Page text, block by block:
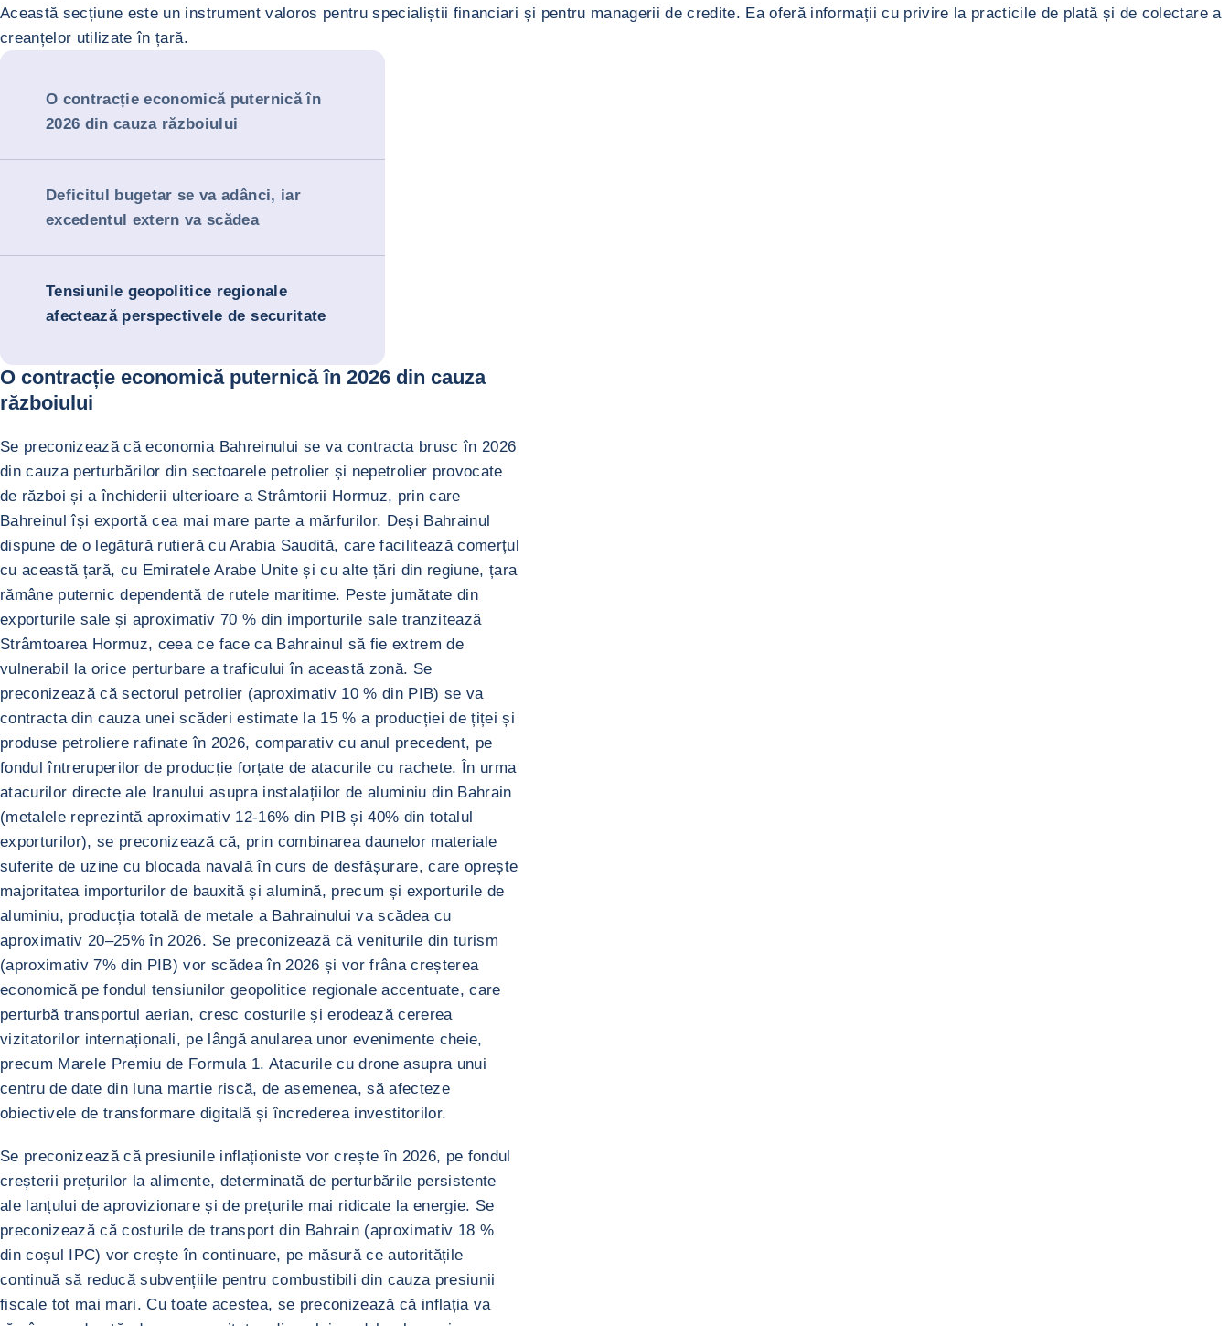
Această secțiune este un instrument valoros pentru specialiștii financiari și pentru managerii de credite. Ea oferă informații cu privire la practicile de plată și de colectare a
creanțelor utilizate în țară.
O contracție economică puternică în
2026 din cauza războiului
Deficitul bugetar se va adânci, iar
excedentul extern va scădea
Tensiunile geopolitice regionale
afectează perspectivele de securitate
O contracție economică puternică în 2026 din cauza
războiului
Se preconizează că economia Bahreinului se va contracta brusc în 2026
din cauza perturbărilor din sectoarele petrolier și nepetrolier provocate
de război și a închiderii ulterioare a Strâmtorii Hormuz, prin care
Bahreinul își exportă cea mai mare parte a mărfurilor. Deși Bahrainul
dispune de o legătură rutieră cu Arabia Saudită, care facilitează comerțul
cu această țară, cu Emiratele Arabe Unite și cu alte țări din regiune, țara
rămâne puternic dependentă de rutele maritime. Peste jumătate din
exporturile sale și aproximativ 70 % din importurile sale tranzitează
Strâmtoarea Hormuz, ceea ce face ca Bahrainul să fie extrem de
vulnerabil la orice perturbare a traficului în această zonă. Se
preconizează că sectorul petrolier (aproximativ 10 % din PIB) se va
contracta din cauza unei scăderi estimate la 15 % a producției de țiței și
produse petroliere rafinate în 2026, comparativ cu anul precedent, pe
fondul întreruperilor de producție forțate de atacurile cu rachete. În urma
atacurilor directe ale Iranului asupra instalațiilor de aluminiu din Bahrain
(metalele reprezintă aproximativ 12-16% din PIB și 40% din totalul
exporturilor), se preconizează că, prin combinarea daunelor materiale
suferite de uzine cu blocada navală în curs de desfășurare, care oprește
majoritatea importurilor de bauxită și alumină, precum și exporturile de
aluminiu, producția totală de metale a Bahrainului va scădea cu
aproximativ 20–25% în 2026. Se preconizează că veniturile din turism
(aproximativ 7% din PIB) vor scădea în 2026 și vor frâna creșterea
economică pe fondul tensiunilor geopolitice regionale accentuate, care
perturbă transportul aerian, cresc costurile și erodează cererea
vizitatorilor internaționali, pe lângă anularea unor evenimente cheie,
precum Marele Premiu de Formula 1. Atacurile cu drone asupra unui
centru de date din luna martie riscă, de asemenea, să afecteze
obiectivele de transformare digitală și încrederea investitorilor.
Se preconizează că presiunile inflaționiste vor crește în 2026, pe fondul
creșterii prețurilor la alimente, determinată de perturbările persistente
ale lanțului de aprovizionare și de prețurile mai ridicate la energie. Se
preconizează că costurile de transport din Bahrain (aproximativ 18 %
din coșul IPC) vor crește în continuare, pe măsură ce autoritățile
continuă să reducă subvențiile pentru combustibili din cauza presiunii
fiscale tot mai mari. Cu toate acestea, se preconizează că inflația va